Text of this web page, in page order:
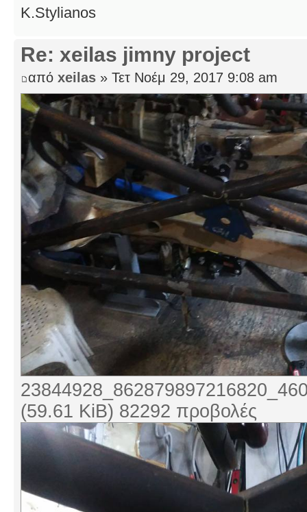
K.Stylianos
Re: xeilas jimny project
από xeilas » Τετ Νοέμ 29, 2017 9:08 am
(59.61 KiB) 82292 προβολές